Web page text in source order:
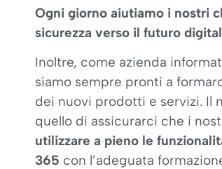
Ogni giorno aiutiamo i nostri
sicurezza verso il futuro
Inoltre, come azienda
siamo sempre pronti a
dei nuovi prodotti e servizi. Il
quello di assicurarci che i
utilizzare a pieno le
365 con l’adeguata